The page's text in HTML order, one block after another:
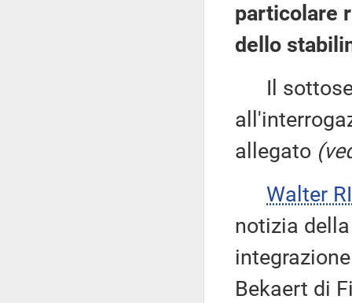
particolare
dello
Il
allegato
Walter
notizia
Bekaert di